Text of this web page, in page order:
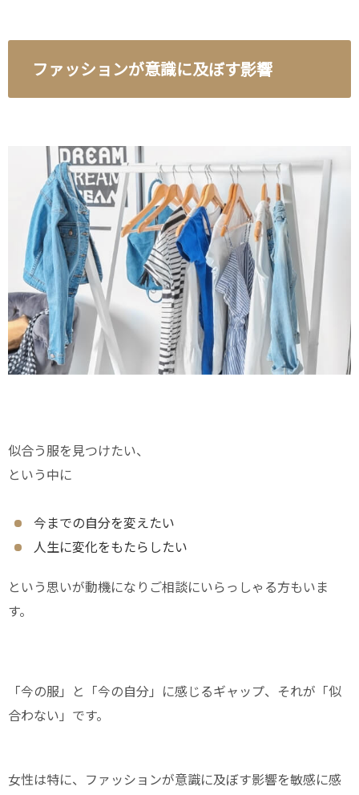
ファッションが意識に及ぼす影響
似合う服を見つけたい、
という中に
今までの自分を変えたい
人生に変化をもたらしたい
という思いが動機になりご相談にいらっしゃる方もいま
す。
「今の服」と「今の自分」に感じるギャップ、それが「似
合わない」です。
女性は特に、ファッションが意識に及ぼす影響を敏感に感